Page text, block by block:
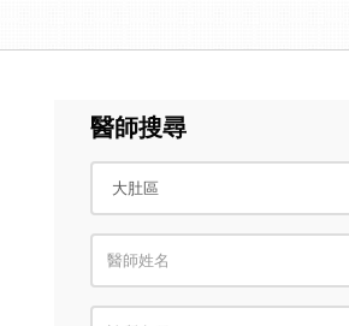
醫師搜尋